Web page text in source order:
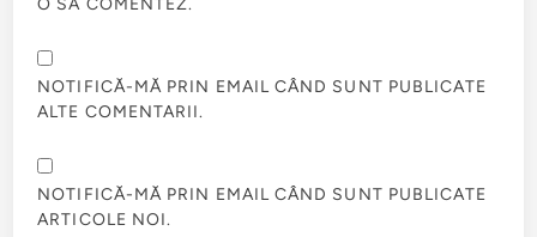
NOTIFICĂ-MĂ PRIN EMAIL CÂND SUNT PUBLICATE
ALTE COMENTARII.
NOTIFICĂ-MĂ PRIN EMAIL CÂND SUNT PUBLICATE
ARTICOLE NOI.